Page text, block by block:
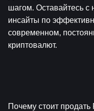
шагом. Оставайтесь с
инсайты по
современном,
криптовалют.
Почему стоит продать